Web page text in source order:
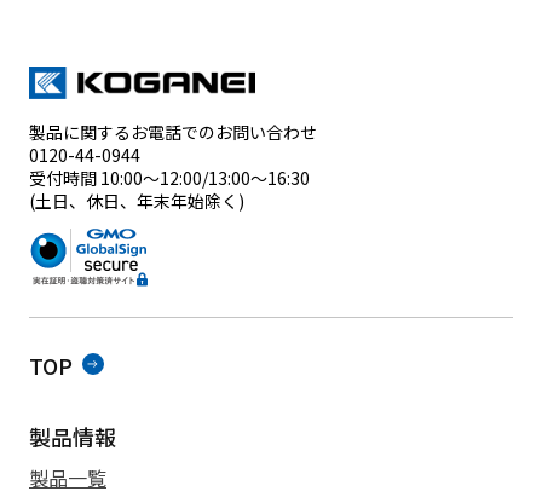
製品に関するお電話でのお問い合わせ
0120-44-0944
受付時間 10:00～12:00/13:00～16:30
(土日、休日、年末年始除く)
TOP
製品情報
製品一覧